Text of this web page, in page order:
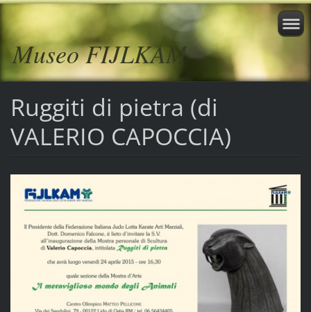
Museo FIJLKAM
Ruggiti di pietra (di
VALERIO CAPOCCIA)